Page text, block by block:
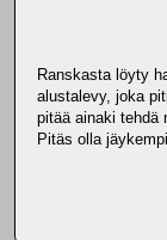
Ranskasta löyty
alustalevy, joka
pitää ainaki tehdä
Pitäs olla